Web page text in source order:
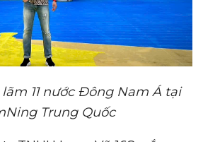
11 nướcĐông Nam Á tại
Ning Trung Quốc